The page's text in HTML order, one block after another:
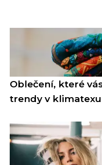
Oblečení, které
trendy v klimatexu